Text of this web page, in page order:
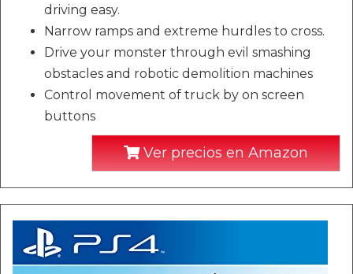
driving easy.
Narrow ramps and extreme hurdles to cross.
Drive your monster through evil smashing
obstacles and robotic demolition machines
Control movement of truck by on screen
buttons
Ver precios en Amazon